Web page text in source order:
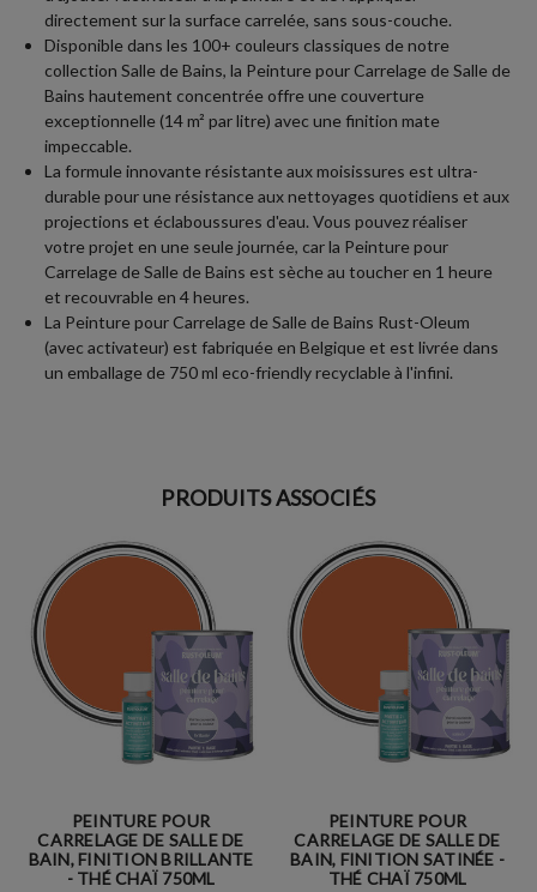
directement sur la surface carrelée, sans sous-couche.
Disponible dans les 100+ couleurs classiques de notre
collection Salle de Bains, la Peinture pour Carrelage de Salle de
Bains hautement concentrée offre une couverture
exceptionnelle (14 m² par litre) avec une finition mate
impeccable.
La formule innovante résistante aux moisissures est ultra-
durable pour une résistance aux nettoyages quotidiens et aux
projections et éclaboussures d'eau. Vous pouvez réaliser
votre projet en une seule journée, car la Peinture pour
Carrelage de Salle de Bains est sèche au toucher en 1 heure
et recouvrable en 4 heures.
La Peinture pour Carrelage de Salle de Bains Rust-Oleum
(avec activateur) est fabriquée en Belgique et est livrée dans
un emballage de 750 ml eco-friendly recyclable à l'infini.
PRODUITS ASSOCIÉS
PEINTURE POUR
CARRELAGE DE SALLE DE
BAIN, FINITION BRILLANTE
- THÉ CHAÏ 750ML
PEINTURE POUR
CARRELAGE DE SALLE DE
BAIN, FINITION SATINÉE -
THÉ CHAÏ 750ML